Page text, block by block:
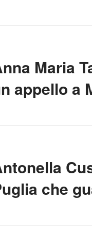
Maria
appello a
che